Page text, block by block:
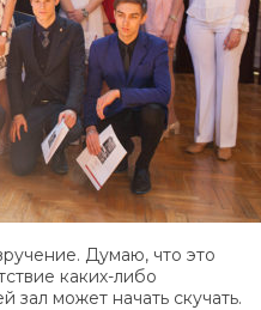
Думаю, что это
каких-либо
зал может начать скучать.